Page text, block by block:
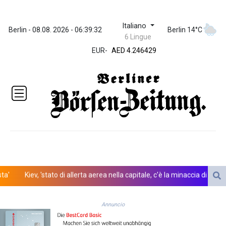
Berlin - 08.08. 2026 - 06:39:32 Italiano
6 Lingue
Berlin 14°C
EUR-
ZWL 372.275202
AED 4.246429
AED 4.246429
ALL 93.189144
AMD
423.342651
AOA
1060.176801
AZN 1.97002
BDT 143.102254
Kiev, 'stato di allerta aerea nella capitale, c'è la minaccia di droni
Annuncio